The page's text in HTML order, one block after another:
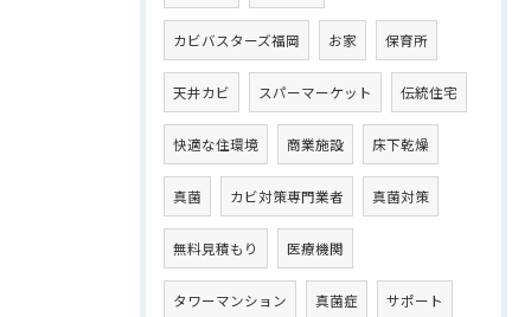
カビバスターズ福岡 お家 保育所
天井カビ スパーマーケット 伝統住宅
快適な住環境 商業施設 床下乾燥
真菌 カビ対策専門業者 真菌対策
無料見積もり 医療機関
タワーマンション 真菌症 サポート